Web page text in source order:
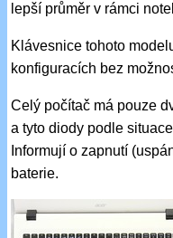
lepší průměr v rámci
Klávesnice tohoto
konfiguracích bez
Celý počítač má pouze
a tyto diody podle
Informují o zapnutí
baterie.